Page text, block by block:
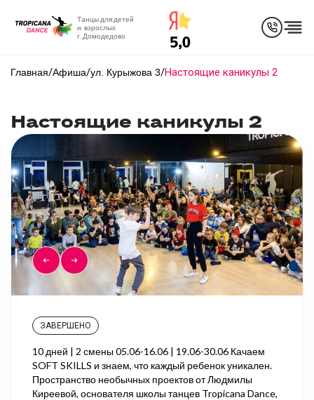
Танцы для детей
и взрослых
г. Домодедово
Главная/Афиша/ул. Курыжова 3/Настоящие каникулы 2
Настоящие каникулы 2
ЗАВЕРШЕНО
10 дней | 2 смены 05.06-16.06 | 19.06-30.06 Качаем
SOFT SKILLS и знаем, что каждый ребенок уникален.
Пространство необычных проектов от Людмилы
Киреевой, основателя школы танцев Tropicana Dance,